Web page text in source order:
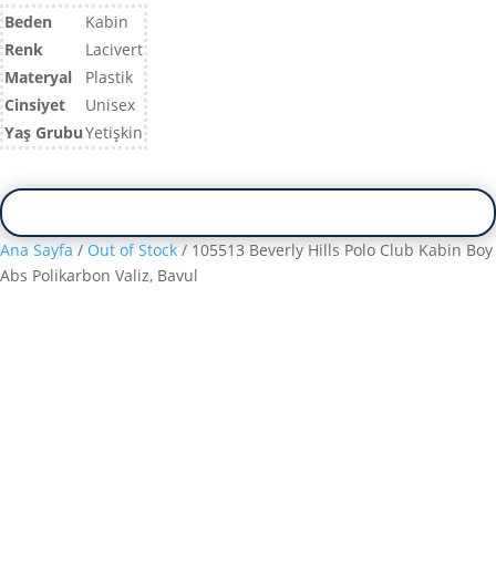
Beden
Kabin
Renk
Lacivert
Materyal
Plastik
Cinsiyet
Unisex
Yaş GrubuYetişkin
Ana Sayfa / Out of Stock / 105513 Beverly Hills Polo Club Kabin Boy
Abs Polikarbon Valiz, Bavul